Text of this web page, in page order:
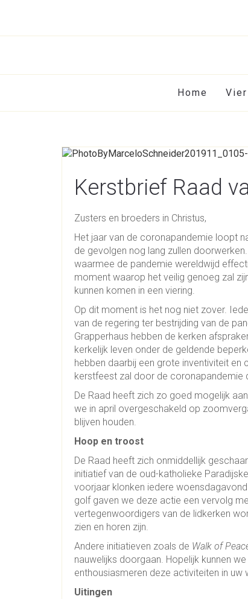
Home
Kerstbrief Raad
Zusters en broeders in Christus,
Het jaar van de coronapandemie loopt
de gevolgen nog lang zullen
waarmee de pandemie wereldwijd
moment waarop het veilig genoeg zal
kunnen komen in een viering.
Op dit moment is het nog niet zover.
van de regering ter bestrijding van de
Grapperhaus hebben de kerken
kerkelijk leven onder de geldende
hebben daarbij een grote inventiviteit en
kerstfeest zal door de coronapandemie
De Raad heeft zich zo goed mogelijk
we in april overgeschakeld op
blijven houden.
Hoop en troost
De Raad heeft zich onmiddellijk
initiatief van de oud-katholieke
voorjaar klonken iedere
golf gaven we deze actie een vervolg
vertegenwoordigers van de lidkerken
zien en horen zijn.
Andere initiatieven zoals de Walk of
nauwelijks doorgaan. Hopelijk kunnen
enthousiasmeren deze activiteiten in
Uitingen